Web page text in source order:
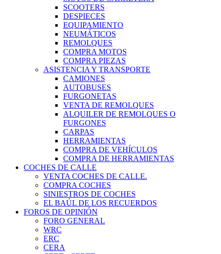
SCOOTERS
DESPIECES
EQUIPAMIENTO
NEUMÁTICOS
REMOLQUES
COMPRA MOTOS
COMPRA PIEZAS
ASISTENCIA Y TRANSPORTE
CAMIONES
AUTOBUSES
FURGONETAS
VENTA DE REMOLQUES
ALQUILER DE REMOLQUES O
FURGONES
CARPAS
HERRAMIENTAS
COMPRA DE VEHÍCULOS
COMPRA DE HERRAMIENTAS
COCHES DE CALLE
VENTA COCHES DE CALLE.
COMPRA COCHES
SINIESTROS DE COCHES
EL BAÚL DE LOS RECUERDOS
FOROS DE OPINIÓN
FORO GENERAL
WRC
ERC
CERA